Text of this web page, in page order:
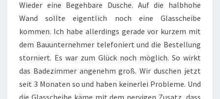
Wieder eine Begehbare Dusche. Auf die halbhohe
Wand sollte eigentlich noch eine Glasscheibe
kommen. Ich habe allerdings gerade vor kurzem mit
dem Bauunternehmer telefoniert und die Bestellung
storniert. Es war zum Glück noch möglich. So wirkt
das Badezimmer angenehm groß. Wir duschen jetzt
seit 3 Monaten so und haben keinerlei Probleme. Und
die Glasscheibe käme mit dem nervigen Zusatz, dass